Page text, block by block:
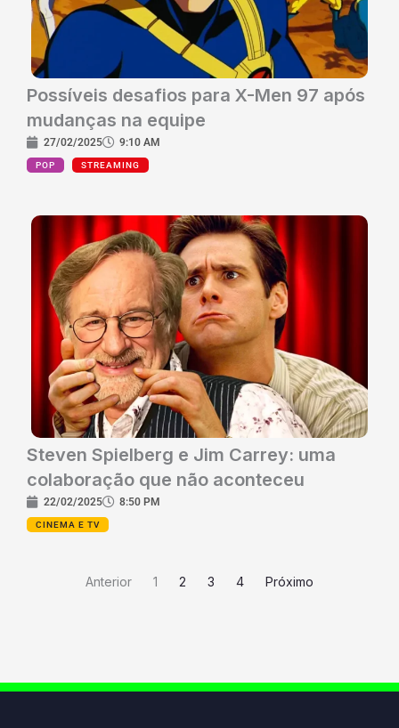
Possíveis desafios para X-Men 97 após
mudanças na equipe
27/02/2025 9:10 AM
POP STREAMING
Steven Spielberg e Jim Carrey: uma
colaboração que não aconteceu
22/02/2025 8:50 PM
CINEMA E TV
Anterior 1 2 3 4 Próximo